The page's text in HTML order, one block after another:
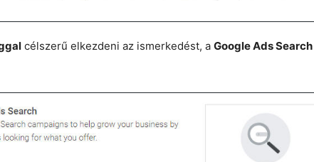
célszerű elkezdeni az ismerkedést, a Google Ads Search